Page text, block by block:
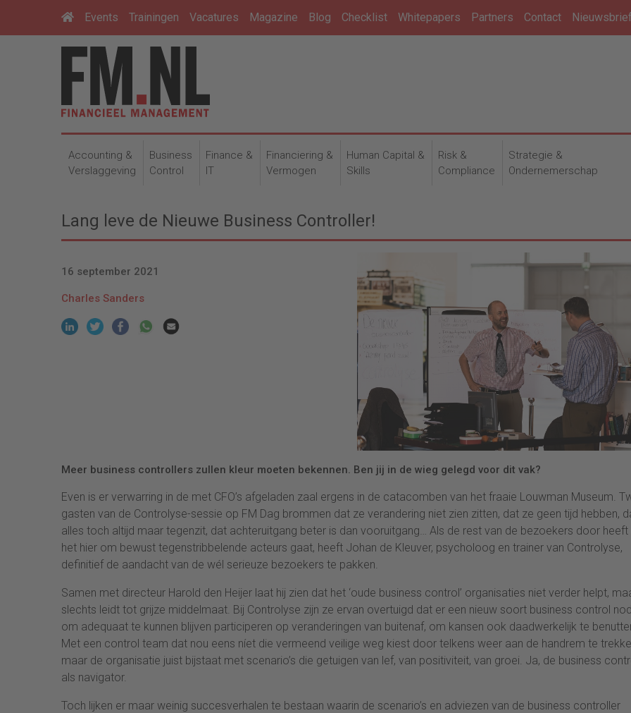
Events Trainingen Vacatures Magazine Blog Checklist Whitepapers Partners Contact Nieuwsbrief
Accounting &
Verslaggeving
Business
Control
Finance &
IT
Financiering &
Vermogen
Human Capital &
Skills
Risk &
Compliance
Strategie &
Ondernemerschap
Lang leve de Nieuwe Business Controller!
16 september 2021
Charles Sanders
Meer business controllers zullen kleur moeten bekennen. Ben jij in de wieg gelegd voor dit vak?
Even is er verwarring in de met CFO’s afgeladen zaal ergens in de catacomben van het fraaie Louwman Museum.
gasten van de Controlyse-sessie op FM Dag brommen dat ze verandering niet zien zitten, dat ze geen tijd hebben,
alles toch altijd maar tegenzit, dat achteruitgang beter is dan vooruitgang… Als de rest van de bezoekers door heeft
het hier om bewust tegenstribbelende acteurs gaat, heeft Johan de Kleuver, psycholoog en trainer van Controlyse,
definitief de aandacht van de wél serieuze bezoekers te pakken.
Samen met directeur Harold den Heijer laat hij zien dat het ‘oude business control’ organisaties niet verder helpt,
slechts leidt tot grijze middelmaat. Bij Controlyse zijn ze ervan overtuigd dat er een nieuw soort business control
om adequaat te kunnen blijven participeren op veranderingen van buitenaf, om kansen ook daadwerkelijk te
Met een control team dat nou eens níet die vermeend veilige weg kiest door telkens weer aan de handrem te
maar de organisatie juist bijstaat met scenario’s die getuigen van lef, van positiviteit, van groei. Ja, de business
als navigator.
Toch lijken er maar weinig succesverhalen te bestaan waarin de scenario’s en adviezen van de business controller